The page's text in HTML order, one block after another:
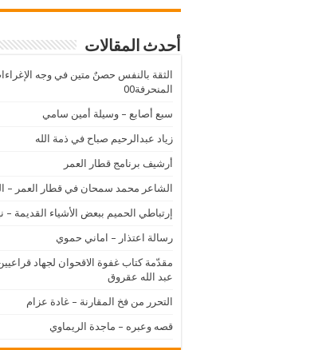
أحدث المقالات
الثقة بالنفس حصنٌ متين في وجه
المنحرفة00
سبع أصابع – وسيلة أمين سامي
زياد عبدالرحيم صباح في ذمة الله
أرشيف برنامج قطار العمر
الشاعر محمد سمحان في قطار العمر –
إرتباطي الحميم ببعض الأشياء القديمة –
رسالة اعتذار – اماني حموي
مقدّمة كتاب غفوة الاقحوان لجهاد
عبد الله عقروق
التحرر من فخ المقارنة – غادة عزام
قصه وعبره – ماجدة الريماوي